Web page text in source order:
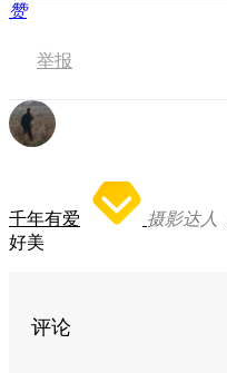
赞
举报
千年有爱 摄影达人
好美
评论